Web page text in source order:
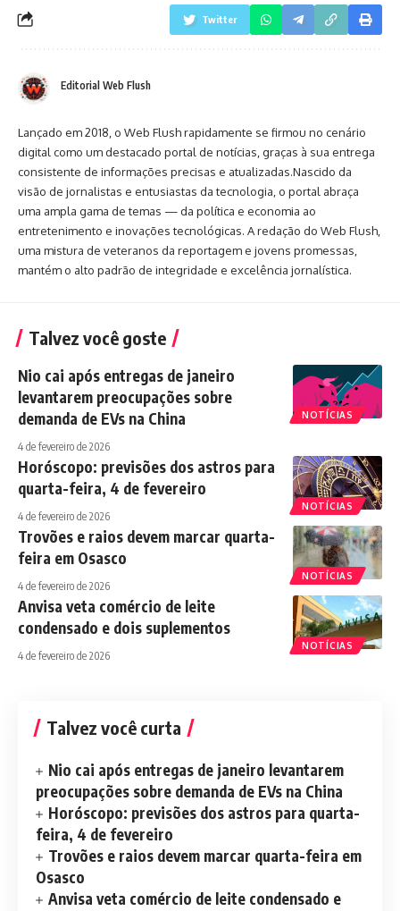
Twitter
Editorial Web Flush
Lançado em 2018, o Web Flush rapidamente se firmou no cenário
digital como um destacado portal de notícias, graças à sua entrega
consistente de informações precisas e atualizadas.Nascido da
visão de jornalistas e entusiastas da tecnologia, o portal abraça
uma ampla gama de temas — da política e economia ao
entretenimento e inovações tecnológicas. A redação do Web Flush,
uma mistura de veteranos da reportagem e jovens promessas,
mantém o alto padrão de integridade e excelência jornalística.
Talvez você goste
NOTÍCIAS
Nio cai após entregas de janeiro
levantarem preocupações sobre
demanda de EVs na China
4 de fevereiro de 2026
NOTÍCIAS
Horóscopo: previsões dos astros para
quarta-feira, 4 de fevereiro
4 de fevereiro de 2026
NOTÍCIAS
Trovões e raios devem marcar quarta-
feira em Osasco
4 de fevereiro de 2026
NOTÍCIAS
Anvisa veta comércio de leite
condensado e dois suplementos
4 de fevereiro de 2026
Talvez você curta
Nio cai após entregas de janeiro levantarem
preocupações sobre demanda de EVs na China
Horóscopo: previsões dos astros para quarta-
feira, 4 de fevereiro
Trovões e raios devem marcar quarta-feira em
Osasco
Anvisa veta comércio de leite condensado e